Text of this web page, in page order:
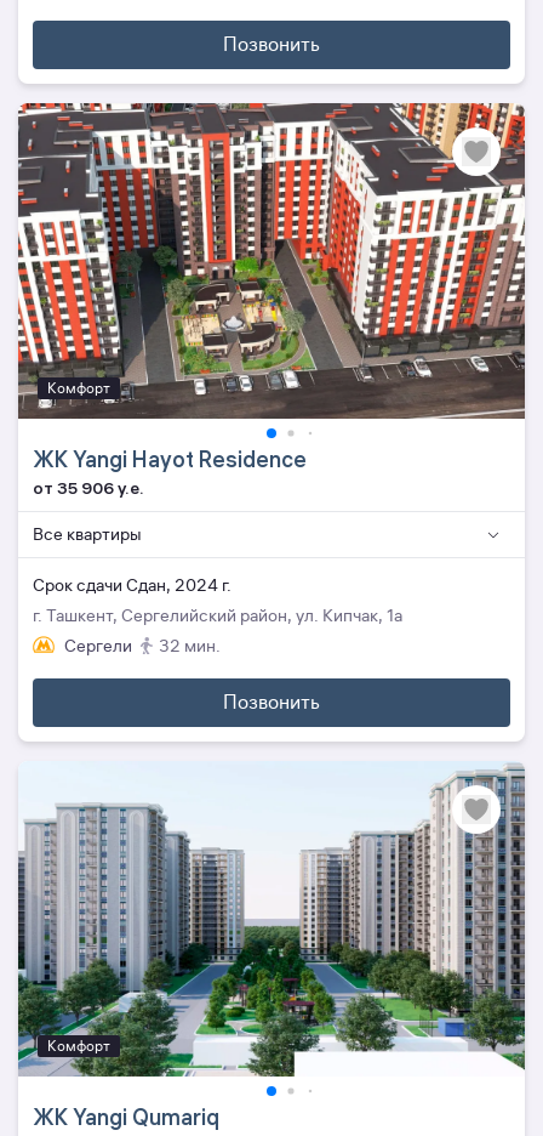
Позвонить
Комфорт
ЖК Yangi Hayot Residence
от 35 906 y.e.
Все квартиры
Cрок сдачи Сдан, 2024 г.
г. Ташкент, Сергелийский район, ул. Кипчак, 1a
Сергели
32 мин.
Позвонить
Комфорт
ЖК Yangi Qumariq